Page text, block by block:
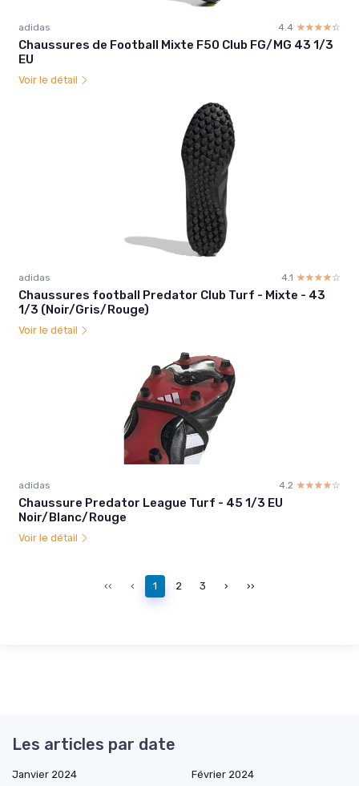
adidas 4.4 ☆☆☆☆☆
★★★★★
Chaussures de Football Mixte F50 Club FG/MG 43 1/3
EU
Voir le détail
adidas 4.1 ☆☆☆☆☆
★★★★★
Chaussures football Predator Club Turf - Mixte - 43
1/3 (Noir/Gris/Rouge)
Voir le détail
adidas 4.2 ☆☆☆☆☆
★★★★★
Chaussure Predator League Turf - 45 1/3 EU
Noir/Blanc/Rouge
Voir le détail
‹‹ ‹ 1 2 3 › ››
Les articles par date
Janvier 2024
Février 2024